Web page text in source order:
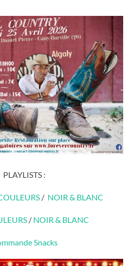
PLAYLISTS :
/ NOIR & BLANC
/ NOIR & BLANC
Snacks